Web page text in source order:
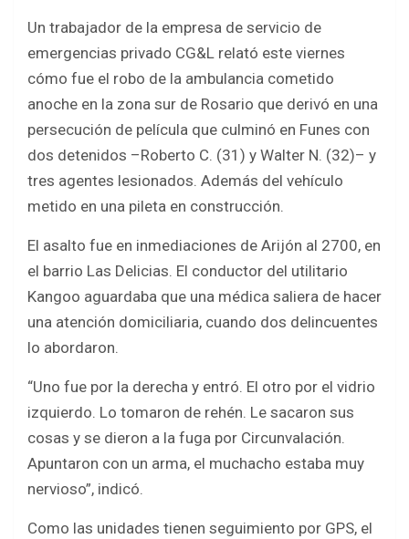
ce
b
o
o
k
tt
er
at
s
A
p
p
ar
e
Un trabajador de la empresa de servicio de
emergencias privado CG&L relató este viernes
cómo fue el robo de la ambulancia cometido
anoche en la zona sur de Rosario que derivó en una
persecución de película que culminó en Funes con
dos detenidos –Roberto C. (31) y Walter N. (32)– y
tres agentes lesionados. Además del vehículo
metido en una pileta en construcción.
El asalto fue en inmediaciones de Arijón al 2700, en
el barrio Las Delicias. El conductor del utilitario
Kangoo aguardaba que una médica saliera de hacer
una atención domiciliaria, cuando dos delincuentes
lo abordaron.
“Uno fue por la derecha y entró. El otro por el vidrio
izquierdo. Lo tomaron de rehén. Le sacaron sus
cosas y se dieron a la fuga por Circunvalación.
Apuntaron con un arma, el muchacho estaba muy
nervioso”, indicó.
Como las unidades tienen seguimiento por GPS, el